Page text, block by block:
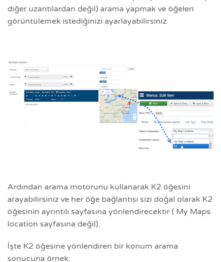
diğer uzantılardan değil) arama yapmak ve öğeleri
görüntülemek istediğinizi ayarlayabilirsiniz
Ardından arama motorunu kullanarak K2 öğesini
arayabilirsiniz ve her öğe bağlantısı sizi doğal olarak K2
öğesinin ayrıntılı sayfasına yönlendirecektir ( My Maps
location sayfasına değil).
İşte K2 öğesine yönlendiren bir konum arama
sonucuna örnek: